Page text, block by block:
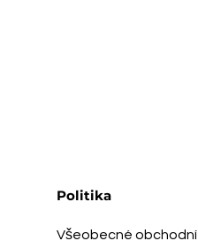
Politika
Všeobecné obchodní